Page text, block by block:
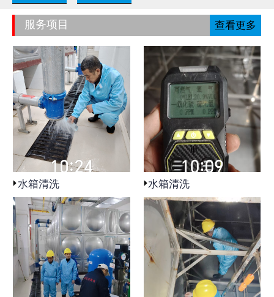
服务项目 查看更多
水箱清洗 水箱清洗